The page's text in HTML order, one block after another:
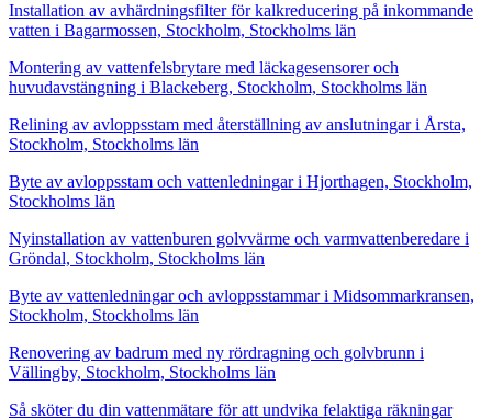
Installation av avhärdningsfilter för kalkreducering på inkommande
vatten i Bagarmossen, Stockholm, Stockholms län
Montering av vattenfelsbrytare med läckagesensorer och
huvudavstängning i Blackeberg, Stockholm, Stockholms län
Relining av avloppsstam med återställning av anslutningar i Årsta,
Stockholm, Stockholms län
Byte av avloppsstam och vattenledningar i Hjorthagen, Stockholm,
Stockholms län
Nyinstallation av vattenburen golvvärme och varmvattenberedare i
Gröndal, Stockholm, Stockholms län
Byte av vattenledningar och avloppsstammar i Midsommarkransen,
Stockholm, Stockholms län
Renovering av badrum med ny rördragning och golvbrunn i
Vällingby, Stockholm, Stockholms län
Så sköter du din vattenmätare för att undvika felaktiga räkningar